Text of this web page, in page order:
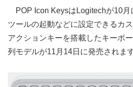
POP Icon KeysはLogitechが10月
ツールの起動などに設定できるカ
アクションキーを搭載したキーボ
列モデルが11月14日に発売されます